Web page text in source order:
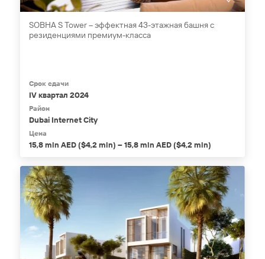
SOBHA S Tower – эффектная 43-этажная башня с
резиденциями премиум-класса
Срок сдачи
IV квартал 2024
Район
Dubai Internet City
Цена
15,8 mln AED ($4,2 mln) – 15,8 mln AED ($4,2 mln)